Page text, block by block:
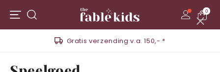
Zoeken 0
Gratis verzending v.a. 150,- *
Sluiten